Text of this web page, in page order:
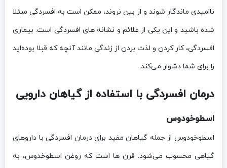
ناامیدی ماندگار شوند و از بین نروند، ممکن است به افسردگی مبتلا
شده باشید و این یکی از علائم و نشانه های افسردگی است. بیماری
افسردگی، کار کردن و لذت بردن از زندگی مانند آنچه که قبلا بوده‌اید
را برای شما دشوار می‌کند.
درمان افسردگی با استفاده از گیاهان دارویی
اسطوخودوس
اسطوخودوس از جمله گیاهان مفید برای درمان افسردگی با داروهای
گیاهی محسوب می‌شود. قرن ها است که روغن اسطوخدوس، به